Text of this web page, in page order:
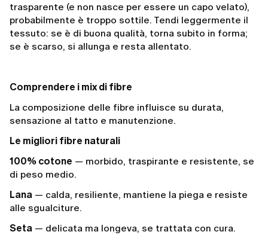
trasparente (e non nasce per essere un capo velato),
probabilmente è troppo sottile. Tendi leggermente il
tessuto: se è di buona qualità, torna subito in forma;
se è scarso, si allunga e resta allentato.
Comprendere i mix di fibre
La composizione delle fibre influisce su durata,
sensazione al tatto e manutenzione.
Le migliori fibre naturali
100% cotone — morbido, traspirante e resistente, se
di peso medio.
Lana — calda, resiliente, mantiene la piega e resiste
alle sgualciture.
Seta — delicata ma longeva, se trattata con cura.